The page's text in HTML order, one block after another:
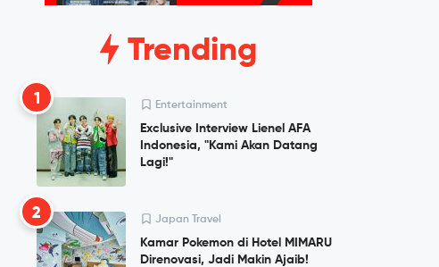
Trending
1 Entertainment
Exclusive Interview Lienel AFA
Indonesia, "Kami Akan Datang
Lagi!"
2 Japan Travel
Kamar Pokemon di Hotel MIMARU
Direnovasi, Jadi Makin Ajaib!